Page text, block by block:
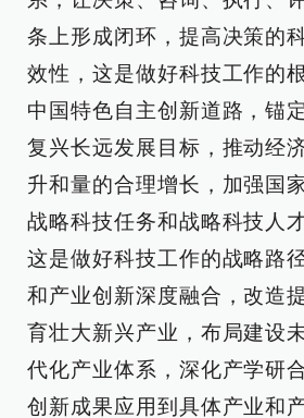
条上形成闭环，提高决策的
效性，这是做好科技工作的
中国特色自主创新道路，锚
复兴长远发展目标，推动经
升和量的合理增长，加强国
战略科技任务和战略科技人
这是做好科技工作的战略路
和产业创新深度融合，改造
育壮大新兴产业，布局建设
代化产业体系，深化产学研
创新成果应用到具体产业和